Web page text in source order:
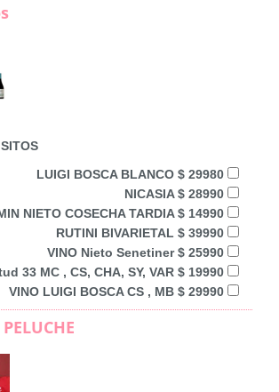
LUIGI BOSCA BLANCO $ 29980
NICASIA $ 28990
NIETO COSECHA TARDIA $ 14990
RUTINI BIVARIETAL $ 39990
VINO Nieto Senetiner $ 25990
33 MC , CS, CHA, SY, VAR $ 19990
VINO LUIGI BOSCA CS , MB $ 29990